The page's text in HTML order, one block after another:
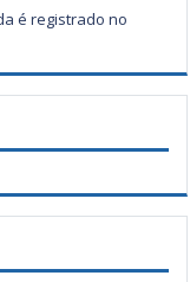
é registrado no